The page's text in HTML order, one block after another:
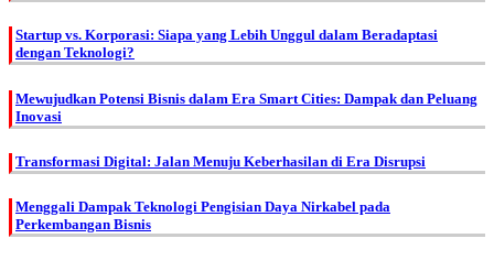
Startup vs. Korporasi: Siapa yang Lebih Unggul dalam Beradaptasi
dengan Teknologi?
Mewujudkan Potensi Bisnis dalam Era Smart Cities: Dampak dan Peluang
Inovasi
Transformasi Digital: Jalan Menuju Keberhasilan di Era Disrupsi
Menggali Dampak Teknologi Pengisian Daya Nirkabel pada
Perkembangan Bisnis